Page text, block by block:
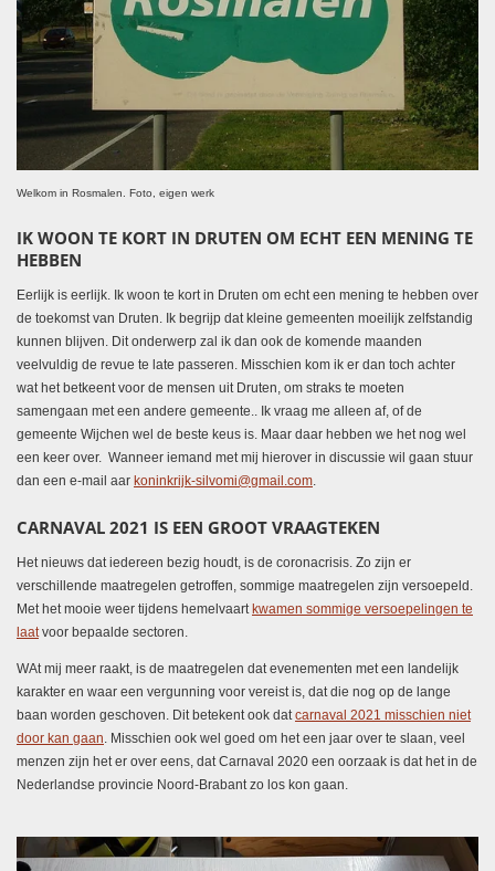
Welkom in Rosmalen. Foto, eigen werk
IK WOON TE KORT IN DRUTEN OM ECHT EEN MENING TE
HEBBEN
Eerlijk is eerlijk. Ik woon te kort in Druten om echt een mening te hebben over
de toekomst van Druten. Ik begrijp dat kleine gemeenten moeilijk zelfstandig
kunnen blijven. Dit onderwerp zal ik dan ook de komende maanden
veelvuldig de revue te late passeren. Misschien kom ik er dan toch achter
wat het betkeent voor de mensen uit Druten, om straks te moeten
samengaan met een andere gemeente.. Ik vraag me alleen af, of de
gemeente Wijchen wel de beste keus is. Maar daar hebben we het nog wel
een keer over. Wanneer iemand met mij hierover in discussie wil gaan stuur
dan een e-mail aar koninkrijk-silvomi@gmail.com.
CARNAVAL 2021 IS EEN GROOT VRAAGTEKEN
Het nieuws dat iedereen bezig houdt, is de coronacrisis. Zo zijn er
verschillende maatregelen getroffen, sommige maatregelen zijn versoepeld.
Met het mooie weer tijdens hemelvaart kwamen sommige versoepelingen te
laatvoor bepaalde sectoren.
WAt mij meer raakt, is de maatregelen dat evenementen met een landelijk
karakter en waar een vergunning voor vereist is, dat die nog op de lange
baan worden geschoven. Dit betekent ook datcarnaval 2021 misschien niet
door kan gaan. Misschien ook wel goed om het een jaar over te slaan, veel
menzen zijn het er over eens, dat Carnaval 2020 een oorzaak is dat het in de
Nederlandse provincie Noord-Brabant zo los kon gaan.